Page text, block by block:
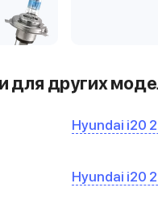
для других
Hyundai i20
Hyundai i20